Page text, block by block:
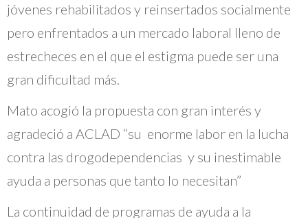
jóvenes rehabilitados y reinsertados socialmente
pero enfrentados a un mercado laboral lleno de
estrecheces en el que el estigma puede ser una
gran dificultad más.
Mato acogió la propuesta con gran interés y
agradeció a ACLAD “su enorme labor en la lucha
contra las drogodependencias y su inestimable
ayuda a personas que tanto lo necesitan”
La continuidad de programas de ayuda a la